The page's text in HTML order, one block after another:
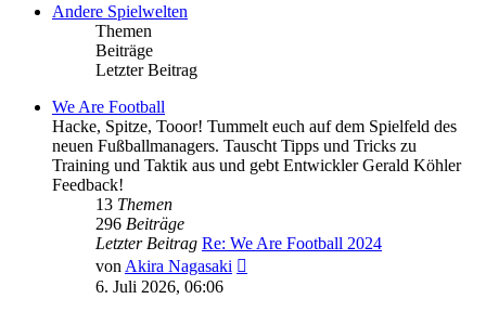
Andere Spielwelten
Themen
Beiträge
Letzter Beitrag
We Are Football
Hacke, Spitze, Tooor! Tummelt euch auf dem Spielfeld des
neuen Fußballmanagers. Tauscht Tipps und Tricks zu
Training und Taktik aus und gebt Entwickler Gerald Köhler
Feedback!
13 Themen
296 Beiträge
Letzter Beitrag Re: We Are Football 2024
von Akira Nagasaki
6. Juli 2026, 06:06